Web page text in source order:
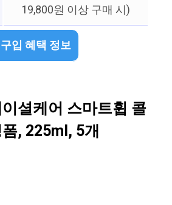
19,800원 이상 구매 시)
구입 혜택 정보
셜케어 스마트휩 콜
, 225ml, 5개